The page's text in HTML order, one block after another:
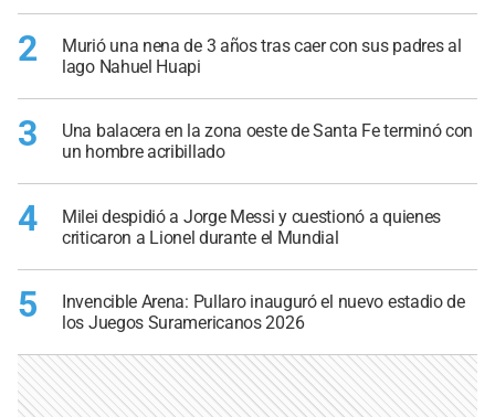
2
Murió una nena de 3 años tras caer con sus padres al
lago Nahuel Huapi
3
Una balacera en la zona oeste de Santa Fe terminó con
un hombre acribillado
4
Milei despidió a Jorge Messi y cuestionó a quienes
criticaron a Lionel durante el Mundial
5
Invencible Arena: Pullaro inauguró el nuevo estadio de
los Juegos Suramericanos 2026